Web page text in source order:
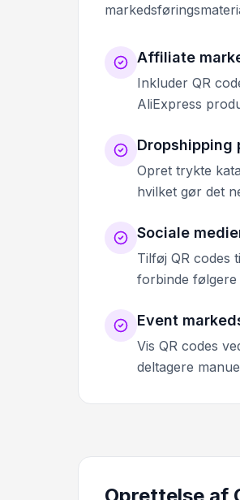
Affiliate
Inkluder QR
AliExpress
Dropshipping
Opret trykte
hvilket gør det
Sociale
Tilføj QR codes
forbinde
Event
Vis QR codes
deltagere
Oprettelse af